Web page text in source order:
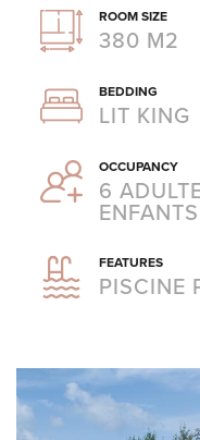
ROOM SIZE
380 M2
BEDDING
LIT KING
OCCUPANCY
6
ENFANTS
FEATURES
PISCINE